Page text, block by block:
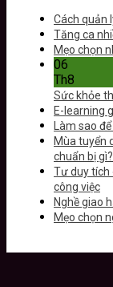
Cách quản
Tăng ca
Mẹo chọn
06
Th8
Sức khỏe
E-learning
Làm sao
Mùa tuyển
chuẩn bị gì?
Tư duy tích
công việc
Nghề giao
Mẹo chọn